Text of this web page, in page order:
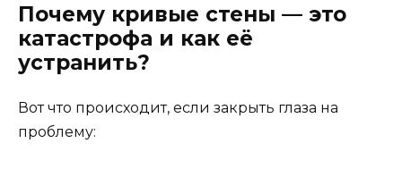
Почему кривые стены — это
катастрофа и как её
устранить?
Вот что происходит, если закрыть глаза на
проблему: